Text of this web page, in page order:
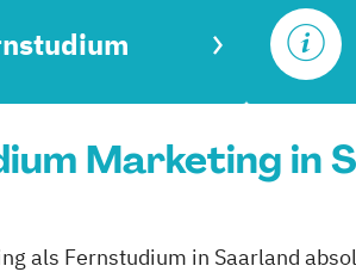
Marketing in
als Fernstudium in Saarland